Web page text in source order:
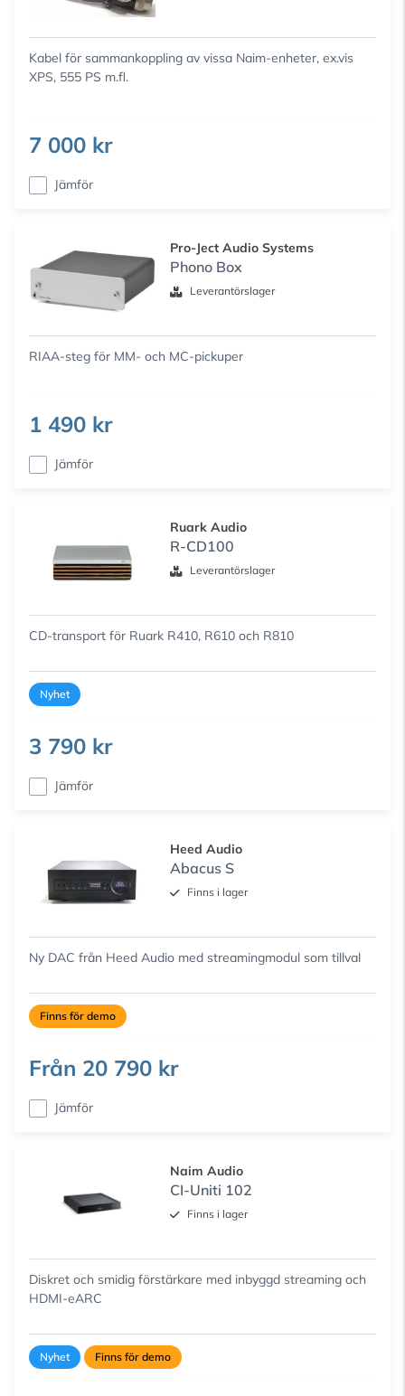
Kabel för sammankoppling av vissa Naim-enheter, ex.vis
XPS, 555 PS m.fl.
7 000 kr
Jämför
Pro-Ject Audio Systems
Phono Box
Leverantörslager
RIAA-steg för MM- och MC-pickuper
1 490 kr
Jämför
Ruark Audio
R-CD100
Leverantörslager
CD-transport för Ruark R410, R610 och R810
Nyhet
3 790 kr
Jämför
Heed Audio
Abacus S
Finns i lager
Ny DAC från Heed Audio med streamingmodul som tillval
Finns för demo
Från 20 790 kr
Jämför
Naim Audio
CI-Uniti 102
Finns i lager
Diskret och smidig förstärkare med inbyggd streaming och
HDMI-eARC
Nyhet Finns för demo